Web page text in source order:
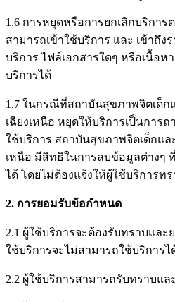
1.6 การหยุดหรือการยกเลิกบริการ
สามารถเข้าใช้บริการ และ เข้าถึง
บริการ ไฟล์เอกสารใดๆ หรือเนื้อ
บริการได้
1.7 ในกรณีที่สถาบันสุขภาพจิตเด็
เฉียงเหนือ หยุดให้บริการเป็นการ
ใช้บริการ สถาบันสุขภาพจิตเด็กแล
เหนือ มีสิทธิในการลบข้อมูลต่างๆ
ได้ โดยไม่ต้องแจ้งให้ผู้ใช้บริการท
2. การยอมรับข้อกำหนด
2.1 ผู้ใช้บริการจะต้องรับทราบแล
ใช้บริการจะไม่สามารถใช้บริการไ
2.2 ผู้ใช้บริการสามารถรับทราบแ